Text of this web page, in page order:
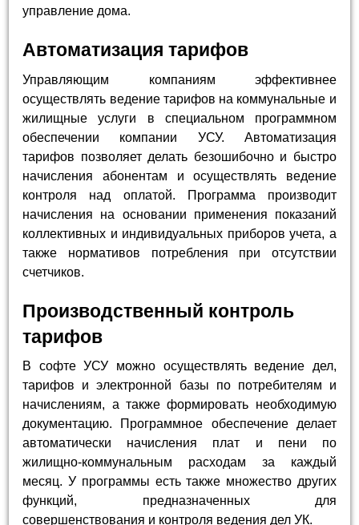
управление дома.
Автоматизация тарифов
Управляющим компаниям эффективнее
осуществлять ведение тарифов на коммунальные и
жилищные услуги в специальном программном
обеспечении компании УСУ. Автоматизация
тарифов позволяет делать безошибочно и быстро
начисления абонентам и осуществлять ведение
контроля над оплатой. Программа производит
начисления на основании применения показаний
коллективных и индивидуальных приборов учета, а
также нормативов потребления при отсутствии
счетчиков.
Производственный контроль
тарифов
В софте УСУ можно осуществлять ведение дел,
тарифов и электронной базы по потребителям и
начислениям, а также формировать необходимую
документацию. Программное обеспечение делает
автоматически начисления плат и пени по
жилищно-коммунальным расходам за каждый
месяц. У программы есть также множество других
функций, предназначенных для
совершенствования и контроля ведения дел УК.